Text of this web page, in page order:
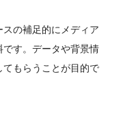
の補足的にメディア
す。データや背景情
もらうことが目的で